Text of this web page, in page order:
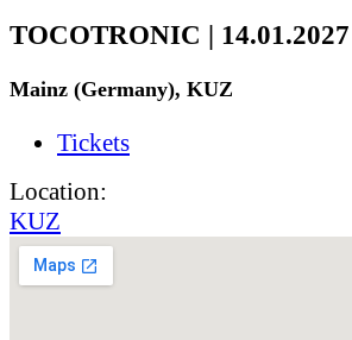
TOCOTRONIC | 14.01.2027
Mainz (Germany), KUZ
Tickets
Location:
KUZ